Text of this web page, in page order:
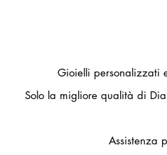
Gioielli personalizzati
Solo la migliore qualità di
Assistenza